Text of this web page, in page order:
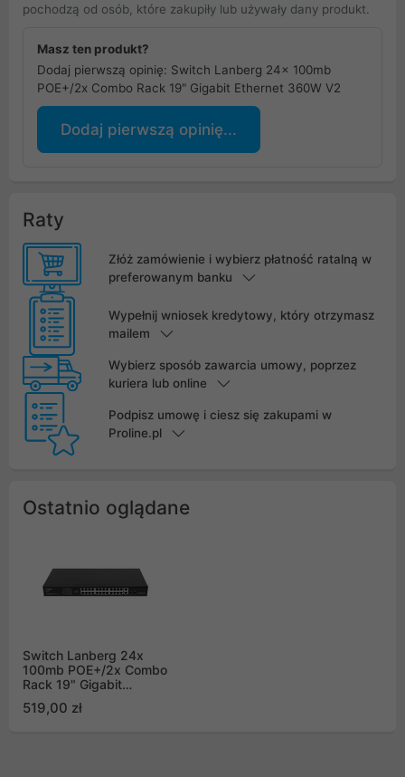
pochodzą od osób, które zakupiły lub używały dany produkt.
Masz ten produkt?
Dodaj pierwszą opinię: Switch Lanberg 24x 100mb
POE+/2x Combo Rack 19" Gigabit Ethernet 360W V2
Dodaj pierwszą opinię...
Raty
Złóż zamówienie i wybierz płatność ratalną w
preferowanym banku
Wypełnij wniosek kredytowy, który otrzymasz
mailem
Wybierz sposób zawarcia umowy, poprzez
kuriera lub online
Podpisz umowę i ciesz się zakupami w
Proline.pl
Ostatnio oglądane
Switch Lanberg 24x
100mb POE+/2x Combo
Rack 19" Gigabit
519,00 zł